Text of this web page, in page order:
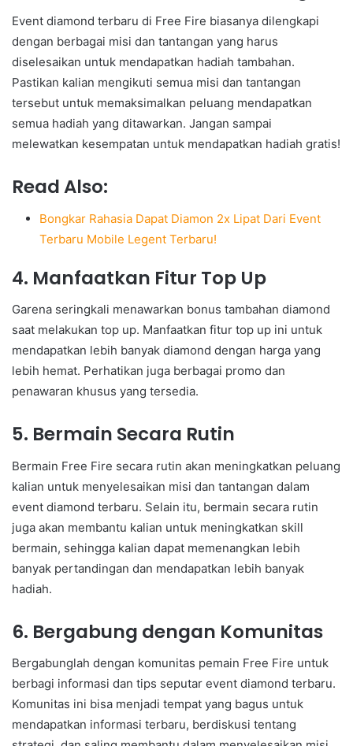
Event diamond terbaru di Free Fire biasanya dilengkapi
dengan berbagai misi dan tantangan yang harus
diselesaikan untuk mendapatkan hadiah tambahan.
Pastikan kalian mengikuti semua misi dan tantangan
tersebut untuk memaksimalkan peluang mendapatkan
semua hadiah yang ditawarkan. Jangan sampai
melewatkan kesempatan untuk mendapatkan hadiah gratis!
Read Also:
Bongkar Rahasia Dapat Diamon 2x Lipat Dari Event
Terbaru Mobile Legent Terbaru!
4. Manfaatkan Fitur Top Up
Garena seringkali menawarkan bonus tambahan diamond
saat melakukan top up. Manfaatkan fitur top up ini untuk
mendapatkan lebih banyak diamond dengan harga yang
lebih hemat. Perhatikan juga berbagai promo dan
penawaran khusus yang tersedia.
5. Bermain Secara Rutin
Bermain Free Fire secara rutin akan meningkatkan peluang
kalian untuk menyelesaikan misi dan tantangan dalam
event diamond terbaru. Selain itu, bermain secara rutin
juga akan membantu kalian untuk meningkatkan skill
bermain, sehingga kalian dapat memenangkan lebih
banyak pertandingan dan mendapatkan lebih banyak
hadiah.
6. Bergabung dengan Komunitas
Bergabunglah dengan komunitas pemain Free Fire untuk
berbagi informasi dan tips seputar event diamond terbaru.
Komunitas ini bisa menjadi tempat yang bagus untuk
mendapatkan informasi terbaru, berdiskusi tentang